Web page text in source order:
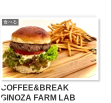
食べる
COFFEE&BREAK
GINOZA FARM LAB